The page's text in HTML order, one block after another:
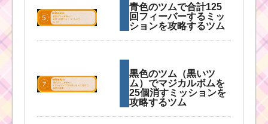
青色のツムで合計125
回フィーバーするミッ
ションを攻略するツム
黒色のツム（黒いツ
ム）でマジカルボムを
25個消すミッションを
攻略するツム